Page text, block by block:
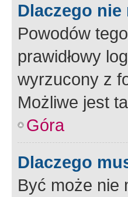
Dlaczego
Powodów
prawidłowy
wyrzucony z
Możliwe jest
Góra
Dlaczego
Być może nie